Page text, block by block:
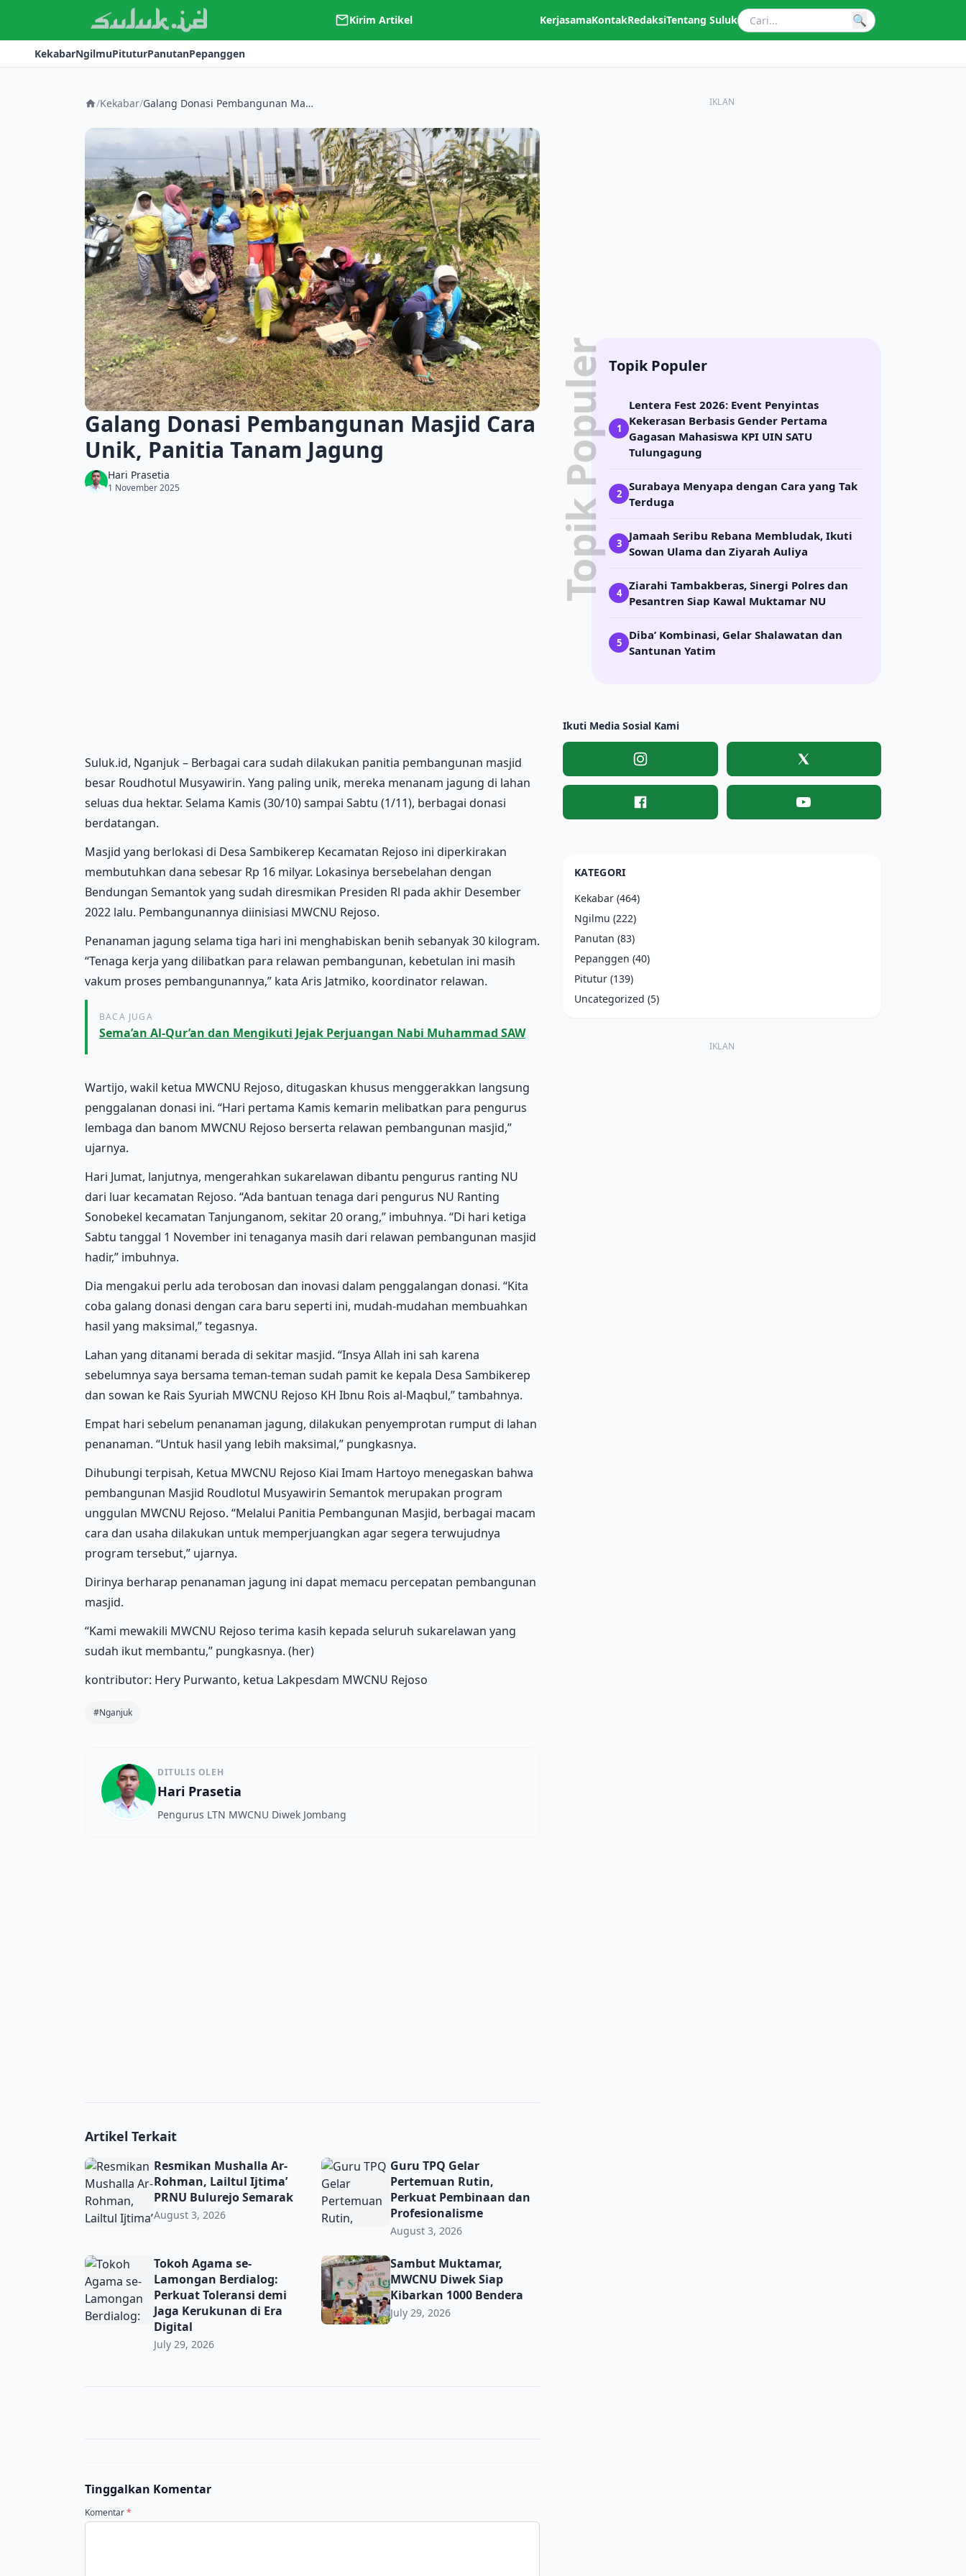
Kirim Artikel KerjasamaKontakRedaksiTentang Suluk 🔍
KekabarNgilmuPituturPanutanPepanggen
/Kekabar/ Galang Donasi Pembangunan Masjid Cara Unik, Panitia Tanam Jagung
Galang Donasi Pembangunan Masjid Cara
Unik, Panitia Tanam Jagung
Hari Prasetia
1 November 2025
Suluk.id, Nganjuk – Berbagai cara sudah dilakukan panitia pembangunan masjid
besar Roudhotul Musyawirin. Yang paling unik, mereka menanam jagung di lahan
seluas dua hektar. Selama Kamis (30/10) sampai Sabtu (1/11), berbagai donasi
berdatangan.
Masjid yang berlokasi di Desa Sambikerep Kecamatan Rejoso ini diperkirakan
membutuhkan dana sebesar Rp 16 milyar. Lokasinya bersebelahan dengan
Bendungan Semantok yang sudah diresmikan Presiden Rl pada akhir Desember
2022 lalu. Pembangunannya diinisiasi MWCNU Rejoso.
Penanaman jagung selama tiga hari ini menghabiskan benih sebanyak 30 kilogram.
“Tenaga kerja yang dilibatkan para relawan pembangunan, kebetulan ini masih
vakum proses pembangunannya,” kata Aris Jatmiko, koordinator relawan.
BACA JUGA
Sema’an Al-Qur’an dan Mengikuti Jejak Perjuangan Nabi Muhammad SAW
Wartijo, wakil ketua MWCNU Rejoso, ditugaskan khusus menggerakkan langsung
penggalanan donasi ini. “Hari pertama Kamis kemarin melibatkan para pengurus
lembaga dan banom MWCNU Rejoso berserta relawan pembangunan masjid,”
ujarnya.
Hari Jumat, lanjutnya, mengerahkan sukarelawan dibantu pengurus ranting NU
dari luar kecamatan Rejoso. “Ada bantuan tenaga dari pengurus NU Ranting
Sonobekel kecamatan Tanjunganom, sekitar 20 orang,” imbuhnya. “Di hari ketiga
Sabtu tanggal 1 November ini tenaganya masih dari relawan pembangunan masjid
hadir,” imbuhnya.
Dia mengakui perlu ada terobosan dan inovasi dalam penggalangan donasi. “Kita
coba galang donasi dengan cara baru seperti ini, mudah-mudahan membuahkan
hasil yang maksimal,” tegasnya.
Lahan yang ditanami berada di sekitar masjid. “Insya Allah ini sah karena
sebelumnya saya bersama teman-teman sudah pamit ke kepala Desa Sambikerep
dan sowan ke Rais Syuriah MWCNU Rejoso KH Ibnu Rois al-Maqbul,” tambahnya.
Empat hari sebelum penanaman jagung, dilakukan penyemprotan rumput di lahan
penanaman. “Untuk hasil yang lebih maksimal,” pungkasnya.
Dihubungi terpisah, Ketua MWCNU Rejoso Kiai Imam Hartoyo menegaskan bahwa
pembangunan Masjid Roudlotul Musyawirin Semantok merupakan program
unggulan MWCNU Rejoso. “Melalui Panitia Pembangunan Masjid, berbagai macam
cara dan usaha dilakukan untuk memperjuangkan agar segera terwujudnya
program tersebut,” ujarnya.
Dirinya berharap penanaman jagung ini dapat memacu percepatan pembangunan
masjid.
“Kami mewakili MWCNU Rejoso terima kasih kepada seluruh sukarelawan yang
sudah ikut membantu,” pungkasnya. (her)
kontributor: Hery Purwanto, ketua Lakpesdam MWCNU Rejoso
#Nganjuk
DITULIS OLEH
Hari Prasetia
Pengurus LTN MWCNU Diwek Jombang
Artikel Terkait
Resmikan Mushalla Ar-Rohman, Lailtul Ijtima’ PRNU Bulurejo Semarak
Resmikan Mushalla Ar-
Rohman, Lailtul Ijtima’
PRNU Bulurejo Semarak
August 3, 2026
Guru TPQ Gelar Pertemuan Rutin, Perkuat Pembinaan dan Profesionalisme
Guru TPQ Gelar
Pertemuan Rutin,
Perkuat Pembinaan dan
Profesionalisme
August 3, 2026
Tokoh Agama se-Lamongan Berdialog: Perkuat Toleransi demi Jaga Kerukunan di Era Digital
Tokoh Agama se-
Lamongan Berdialog:
Perkuat Toleransi demi
Jaga Kerukunan di Era
Digital
July 29, 2026
Sambut Muktamar, MWCNU Diwek Siap Kibarkan 1000 Bendera
Sambut Muktamar,
MWCNU Diwek Siap
Kibarkan 1000 Bendera
July 29, 2026
Tinggalkan Komentar
Komentar*
IKLAN
Topik PopulerTopik Populer
1
Lentera Fest 2026: Event Penyintas
Kekerasan Berbasis Gender Pertama
Gagasan Mahasiswa KPI UIN SATU
Tulungagung
2
Surabaya Menyapa dengan Cara yang Tak
Terduga
3
Jamaah Seribu Rebana Membludak, Ikuti
Sowan Ulama dan Ziyarah Auliya
4
Ziarahi Tambakberas, Sinergi Polres dan
Pesantren Siap Kawal Muktamar NU
5
Diba’ Kombinasi, Gelar Shalawatan dan
Santunan Yatim
Ikuti Media Sosial Kami
Instagram X
Facebook YouTube
KATEGORI
Kekabar (464)
Ngilmu (222)
Panutan (83)
Pepanggen (40)
Pitutur (139)
Uncategorized (5)
IKLAN